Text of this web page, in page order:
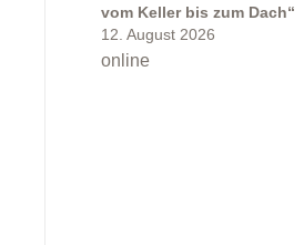
vom Keller bis zum Dach“
12. August 2026
online